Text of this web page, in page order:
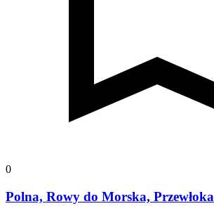
0
Polna, Rowy do Morska, Przewłoka